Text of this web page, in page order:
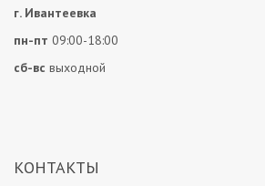
г. Ивантеевка
пн-пт 09:00-18:00
сб-вс выходной
КОНТАКТЫ